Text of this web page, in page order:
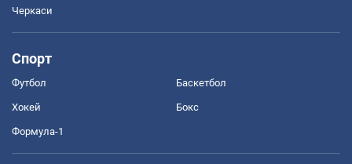
Черкаси
Спорт
Футбол Баскетбол
Хокей Бокс
Формула-1